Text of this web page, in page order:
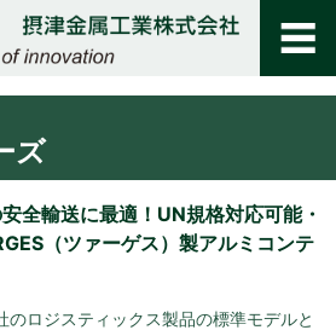
ズ
全輸送に最適！UN規格対応可能・
（ツァーゲス）製アルミコンテ
のロジスティックス製品の標準モデルと